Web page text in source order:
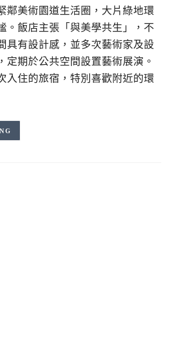
鄰美術園道生活圈，大片綠地環
。飯店主張「與美學共生」，不
具有設計感，並多次藝術家及設
定期於公共空間設置藝術展演。
入住的旅宿，特別喜歡附近的環